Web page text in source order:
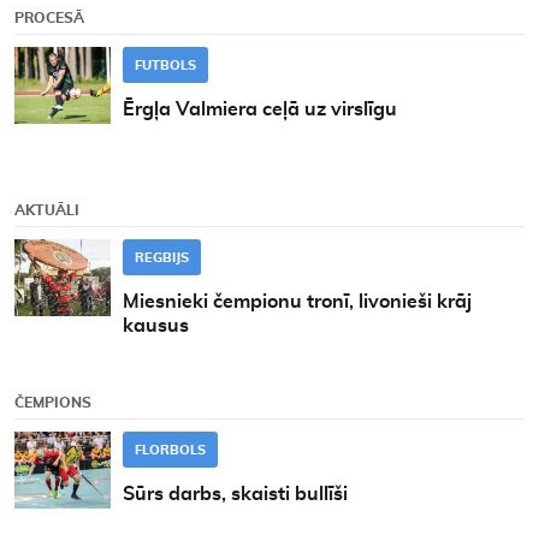
PROCESĀ
FUTBOLS
Ērgļa Valmiera ceļā uz virslīgu
AKTUĀLI
REGBIJS
Miesnieki čempionu tronī, livonieši krāj
kausus
ČEMPIONS
FLORBOLS
Sūrs darbs, skaisti bullīši